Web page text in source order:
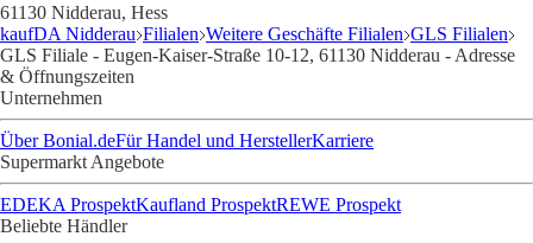
61130 Nidderau, Hess
kaufDA Nidderau Filialen Weitere Geschäfte Filialen GLS Filialen
GLS Filiale - Eugen-Kaiser-Straße 10-12, 61130 Nidderau - Adresse
& Öffnungszeiten
Unternehmen
Über Bonial.deFür Handel und HerstellerKarriere
Supermarkt Angebote
EDEKA ProspektKaufland ProspektREWE Prospekt
Beliebte Händler